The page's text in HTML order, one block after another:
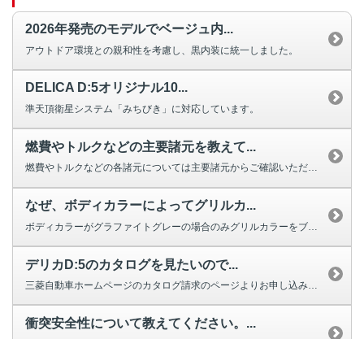
2026年発売のモデルでベージュ内...
アウトドア環境との親和性を考慮し、黒内装に統一しました。
DELICA D:5オリジナル10...
準天頂衛星システム「みちびき」に対応しています。
燃費やトルクなどの主要諸元を教えて...
燃費やトルクなどの各諸元については主要諸元からご確認いただけます。
なぜ、ボディカラーによってグリルカ...
ボディカラーがグラファイトグレーの場合のみグリルカラーをブラックとしました...
デリカD:5のカタログを見たいので...
三菱自動車ホームページのカタログ請求のページよりお申し込みいただけます。 ...
衝突安全性について教えてください。...